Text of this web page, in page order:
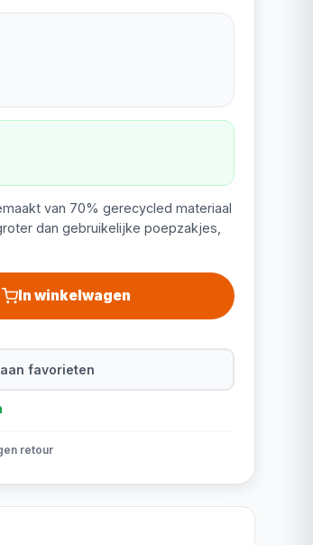
van 70% gerecycled materiaal
dan gebruikelijke poepzakjes,
In winkelwagen
favorieten
retour